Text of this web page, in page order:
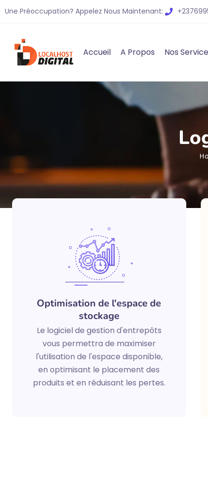
Une Préoccupation? Appelez Nous Maintenant:
Accueil A Propos Nos
Optimisation de l'espace de
stockage
Le logiciel de gestion d'entrepôts
vous permettra de maximiser
l'utilisation de l'espace disponible,
en optimisant le placement des
produits et en réduisant les pertes.